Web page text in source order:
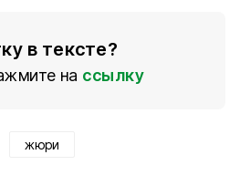
в тексте?
на ссылку
жюри